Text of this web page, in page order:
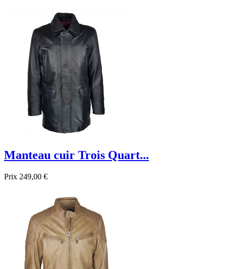
Manteau cuir Trois Quart...
Prix 249,00 €